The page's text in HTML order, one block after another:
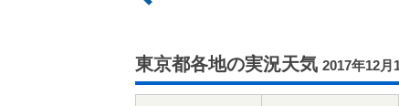
東京都各地の実況天気 2017年12月